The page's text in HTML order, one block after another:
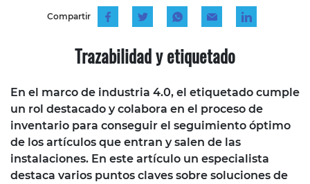
Compartir
Trazabilidad y etiquetado
En el marco de industria 4.0, el etiquetado cumple
un rol destacado y colabora en el proceso de
inventario para conseguir el seguimiento óptimo
de los artículos que entran y salen de las
instalaciones. En este artículo un especialista
destaca varios puntos claves sobre soluciones de